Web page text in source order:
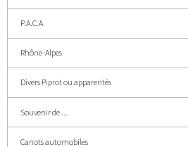
P.A.C.A
Rhône-Alpes
Divers Piprot ou apparentés
Souvenir de ...
Canots automobiles